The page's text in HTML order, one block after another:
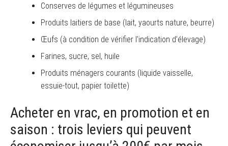
Conserves de légumes et légumineuses
Produits laitiers de base (lait, yaourts nature, beurre)
Œufs (à condition de vérifier l’indication d’élevage)
Farines, sucre, sel, huile
Produits ménagers courants (liquide vaisselle,
essuie-tout, papier toilette)
Acheter en vrac, en promotion et en
saison : trois leviers qui peuvent